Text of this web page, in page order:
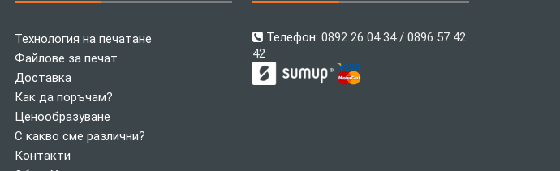
Технология на печатане
Файлове за печат
Доставка
Как да поръчам?
Ценообразуване
С какво сме различни?
Контакти
Телефон: 0892 26 04 34 / 0896 57 42
42